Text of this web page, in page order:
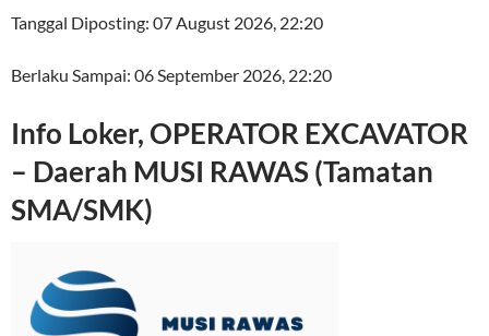
Tanggal Diposting: 07 August 2026, 22:20
Berlaku Sampai: 06 September 2026, 22:20
Info Loker, OPERATOR EXCAVATOR
– Daerah MUSI RAWAS (Tamatan
SMA/SMK)